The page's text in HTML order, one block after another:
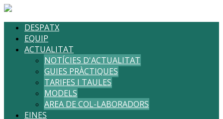
DESPATX
EQUIP
ACTUALITAT
NOTÍCIES D'ACTUALITAT
GUIES PRÀCTIQUES
TARIFES I TAULES
MODELS
AREA DE COL-LABORADORS
EINES